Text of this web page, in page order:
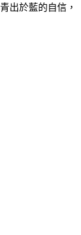
出於藍的自信，